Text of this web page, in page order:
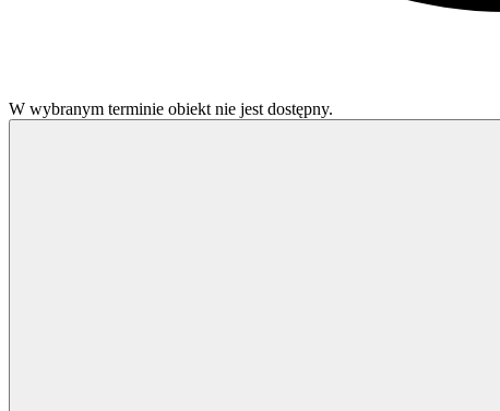
W wybranym terminie obiekt nie jest dostępny.